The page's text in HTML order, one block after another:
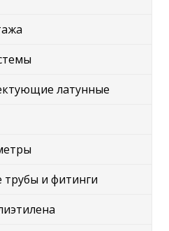
латунные
и фитинги